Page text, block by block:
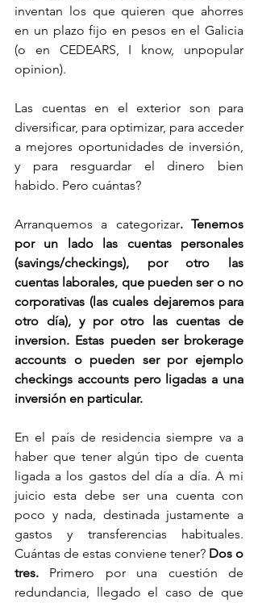
inventan los que quieren que ahorres
en un plazo fijo en pesos en el Galicia
(o en CEDEARS, I know, unpopular
opinion).
Las cuentas en el exterior son para
diversificar, para optimizar, para acceder
a mejores oportunidades de inversión,
y para resguardar el dinero bien
habido. Pero cuántas?
Arranquemos a categorizar. Tenemos
por un lado las cuentas personales
(savings/checkings), por otro las
cuentas laborales, que pueden ser o no
corporativas (las cuales dejaremos para
otro día), y por otro las cuentas de
inversion. Estas pueden ser brokerage
accounts o pueden ser por ejemplo
checkings accounts pero ligadas a una
inversión en particular.
En el país de residencia siempre va a
haber que tener algún tipo de cuenta
ligada a los gastos del día a día. A mi
juicio esta debe ser una cuenta con
poco y nada, destinada justamente a
gastos y transferencias habituales.
Cuántas de estas conviene tener? Dos o
tres. Primero por una cuestión de
redundancia, llegado el caso de que